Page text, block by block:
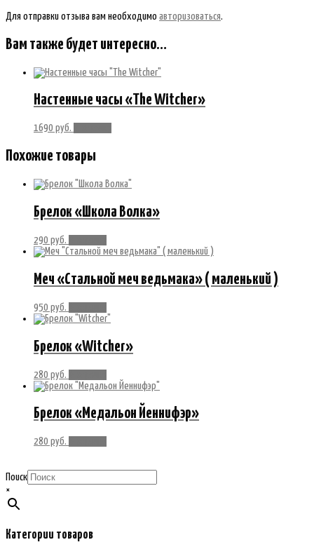
Для отправки отзыва вам необходимо авторизоваться.
Вам также будет интересно…
Настенные часы «The Witcher»
1690 руб.
Похожие товары
Брелок «Школа Волка»
290 руб.
Меч «Стальной меч ведьмака» ( маленький )
950 руб.
Брелок «Witcher»
280 руб.
Брелок «Медальон Йеннифэр»
280 руб.
Поиск
×
Категории товаров